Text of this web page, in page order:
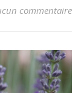
commentaire